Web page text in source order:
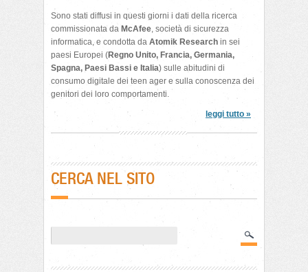
Sono stati diffusi in questi giorni i dati della ricerca
commissionata da McAfee, società di sicurezza
informatica, e condotta da Atomik Research in sei
paesi Europei (Regno Unito, Francia, Germania,
Spagna, Paesi Bassi e Italia) sulle abitudini di
consumo digitale dei teen ager e sulla conoscenza dei
genitori dei loro comportamenti.
leggi tutto »
CERCA NEL SITO